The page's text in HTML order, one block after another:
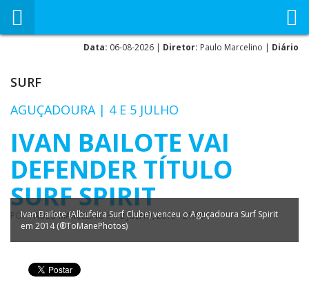
Data: 06-08-2026 | Diretor: Paulo Marcelino | Diário
SURF
AGUÇADOURA | 4 E 5 JULHO
IVAN BAILOTE VAI
DEFENDER TÍTULO
SURF SPIRIT
PORPAULO MARCELINOEM2 JULHO, 2015 - 21:09
Ivan Bailote (Albufeira Surf Clube) venceu o Aguçadoura Surf Spirit
em 2014 (®ToManePhotos)